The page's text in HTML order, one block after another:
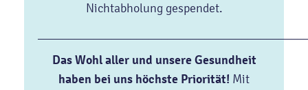
Nichtabholung gespendet.
Das Wohl aller und unsere Gesundheit
haben bei uns höchste Priorität! Mit